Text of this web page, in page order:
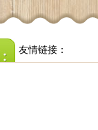
友情链接：